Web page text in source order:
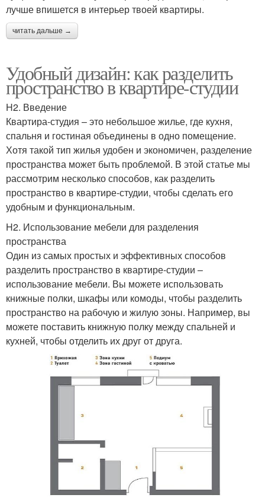
лучше впишется в интерьер твоей квартиры.
читать дальше →
Удобный дизайн: как разделить
пространство в квартире-студии
H2. Введение
Квартира-студия – это небольшое жилье, где кухня,
спальня и гостиная объединены в одно помещение.
Хотя такой тип жилья удобен и экономичен, разделение
пространства может быть проблемой. В этой статье мы
рассмотрим несколько способов, как разделить
пространство в квартире-студии, чтобы сделать его
удобным и функциональным.
H2. Использование мебели для разделения
пространства
Один из самых простых и эффективных способов
разделить пространство в квартире-студии –
использование мебели. Вы можете использовать
книжные полки, шкафы или комоды, чтобы разделить
пространство на рабочую и жилую зоны. Например, вы
можете поставить книжную полку между спальней и
кухней, чтобы отделить их друг от друга.